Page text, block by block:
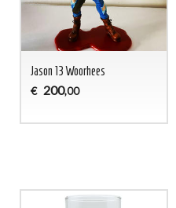
Jason 13 Woorhees
€ 200,00